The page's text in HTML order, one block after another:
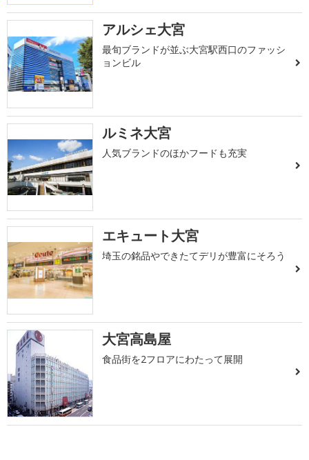
アルシェ大宮
最旬ブランドが並ぶ大宮駅西口のファッシ
ョンビル
ルミネ大宮
人気ブランドのほかフードも充実
エキュート大宮
埼玉の銘品やできたてデリが豊富にそろう
大宮高島屋
食品街を2フロアにわたって展開